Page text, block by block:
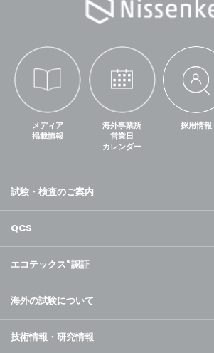
メディア
掲載情報
海外事業所
営業日
カレンダー
採用情報
試験・検査のご案内
QCS
エコテックス®認証
海外の試験について
技術情報・研究情報